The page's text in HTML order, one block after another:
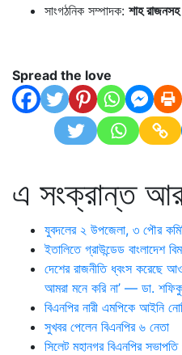
সাংগঠনিক সম্পাদক: শাহ রাজনসহ
Spread the love
এ সংক্রান্ত
যুবদলের ২ উপজেলা, ৩ পৌর
ইতালিতে গ্রাউন্ডেড বাংলাদেশ
দেশের রাজনীতি ধ্বংস করেছে
আমরা মনে করি না’ — ডা.
বিএনপির নারী এমপিকে আইনি
সুখবর পেলেন বিএনপির ৬ নেতা
সিলেট মহানগর বিএনপির